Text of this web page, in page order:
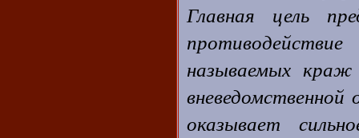
Главная цель
называемых
оказывает